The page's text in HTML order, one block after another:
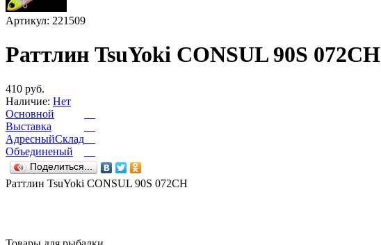
Артикул: 221509
Раттлин TsuYoki CONSUL 90S 072CH
410 руб.
Наличие: Нет
Основной
Выставка
АдресныйСклад
Объединеный
Поделиться...
Раттлин TsuYoki CONSUL 90S 072CH